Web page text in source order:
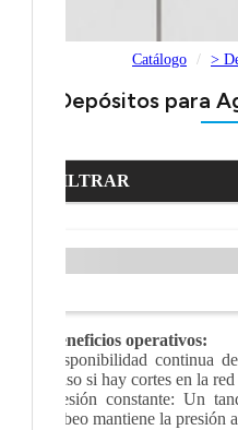
Catálogo >
Depósitos para
FILTRAR
Beneficios operativos:
Disponibilidad continua
incluso si hay cortes en la
Presión constante: Un
bombeo mantiene la presión